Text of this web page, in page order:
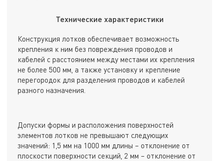
Технические характеристики
Конструкция лотков обеспечивает возможность
крепления к ним без повреждения проводов и
кабелей с расстоянием между местами их крепления
не более 500 мм, а также установку и крепление
перегородок для разделения проводов и кабелей
разного назначения.
Допуски формы и расположения поверхностей
элементов лотков не превышают следующих
значений: 1,5 мм на 1000 мм длины – отклонение от
плоскости поверхности секций, 2 мм – отклонение от